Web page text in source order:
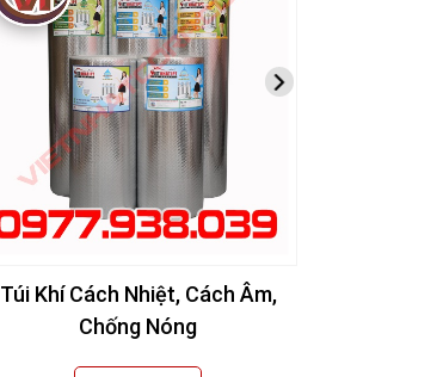
Túi Khí Cách Nhiệt, Cách Âm,
Chống Nóng